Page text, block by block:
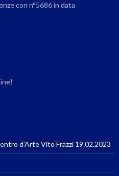
con n°5686 in data
d’Arte Vito Frazzi 19.02.2023